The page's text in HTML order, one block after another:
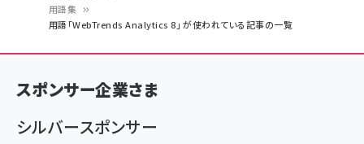
ン
く
ず
用語集
用語「WebTrends Analytics 8」 が使われている記事の一覧
スポンサー企業さま
シルバースポンサー